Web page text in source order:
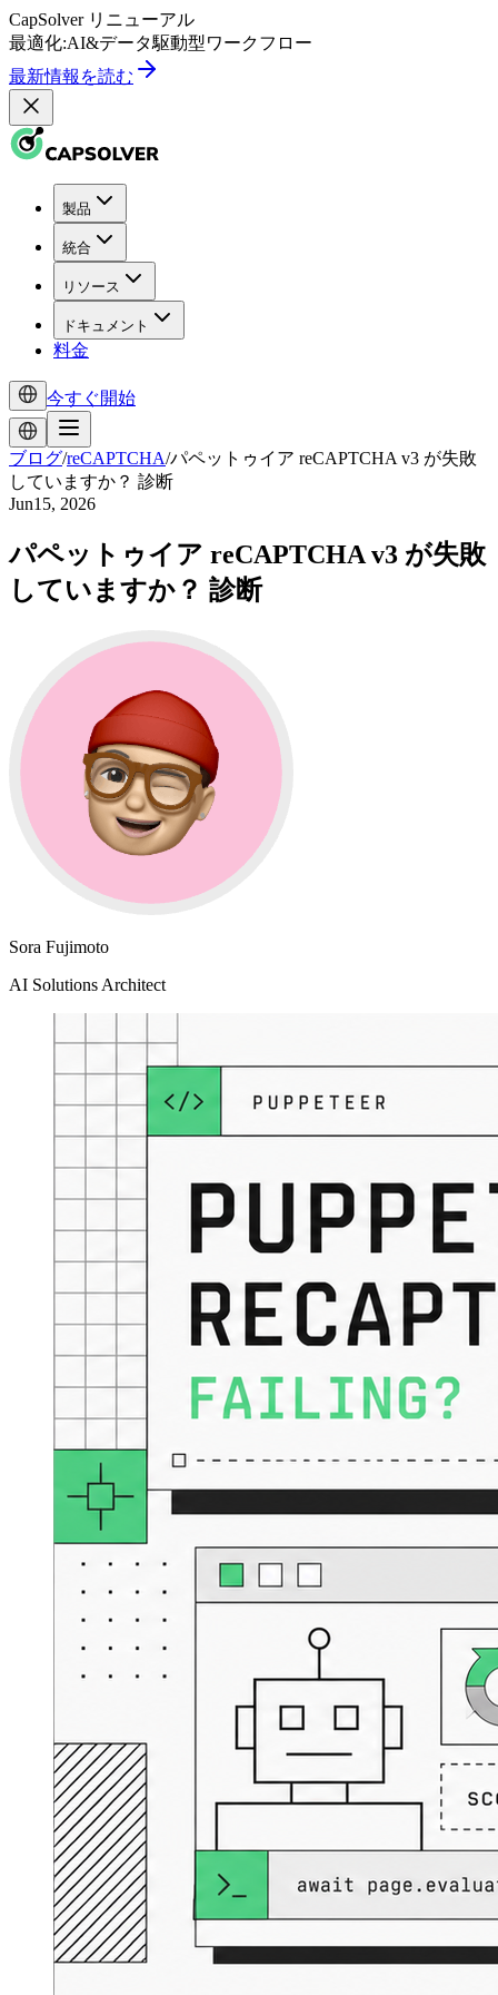
CapSolver リニューアル
最適化:AI&データ駆動型ワークフロー
最新情報を読む
製品
統合
リソース
ドキュメント
料金
今すぐ開始
ブログ/reCAPTCHA/パペットゥイア reCAPTCHA v3 が失敗
していますか？ 診断
Jun15, 2026
パペットゥイア reCAPTCHA v3 が失敗
していますか？ 診断
Sora Fujimoto
AI Solutions Architect